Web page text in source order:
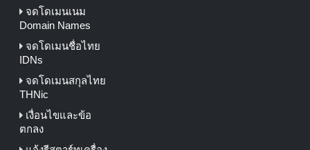
จดโดเมนเนม
Domain Names
จดโดเมนชื่อไทย
IDNs
จดโดเมนสกุลไทย
THNic
เงื่อนไขและข้อ
ตกลง